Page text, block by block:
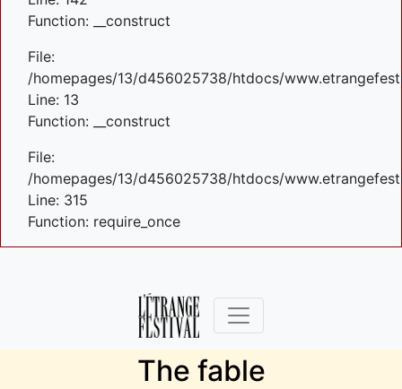
Function: __construct
File:
/homepages/13/d456025738/htdocs/
Line: 13
Function: __construct
File:
/homepages/13/d456025738/htdocs/
Line: 315
Function: require_once
The fable